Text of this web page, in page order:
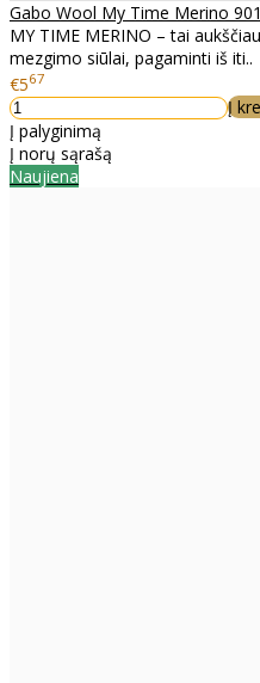
Gabo Wool My Time Merino
MY TIME MERINO – tai
mezgimo siūlai, pagaminti iš iti..
€567
Į
Į palyginimą
Į norų sąrašą
Naujiena